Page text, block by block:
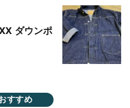
ダウンポ
すすめ